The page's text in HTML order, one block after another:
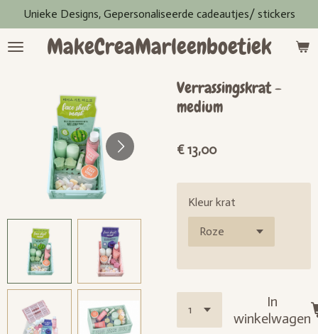
direct
naar
MakeCreaMarleenboetiek
Unieke Designs, Gepersonaliseerde cadeautjes/ stickers
Verrassingskrat -
medium
€ 13,00
Kleur krat
In
winkelwagen